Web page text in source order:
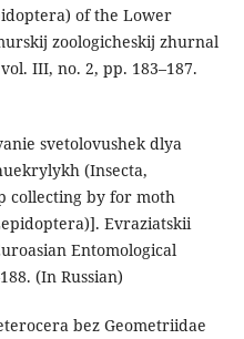
of the Lower
zoologicheskij zhurnal
III, no. 2, pp. 183–187.
svetolovushek dlya
(Insecta,
collecting by for moth
Evraziatskii
Entomological
(In Russian)
bez Geometriidae